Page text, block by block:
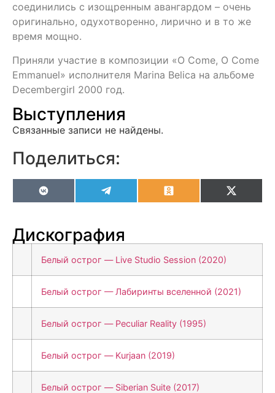
соединились с изощренным авангардом – очень
оригинально, одухотворенно, лирично и в то же
время мощно.
Приняли участие в композиции «O Come, O Come
Emmanuel» исполнителя Marina Belica на альбоме
Decembergirl 2000 год.
Выступления
Связанные записи не найдены.
Поделиться:
VK OdnoklassnikiX
Дискография
Белый острог — Live Studio Session (2020)
Белый острог — Лабиринты вселенной (2021)
Белый острог — Peculiar Reality (1995)
Белый острог — Kurjaan (2019)
Белый острог — Siberian Suite (2017)